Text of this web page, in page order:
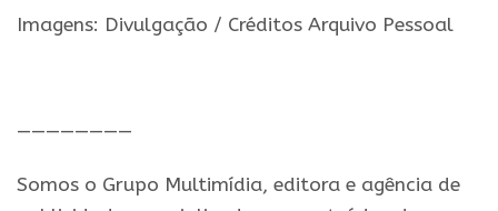
Imagens: Divulgação / Créditos Arquivo Pessoal
————————
Somos o Grupo Multimídia, editora e agência de